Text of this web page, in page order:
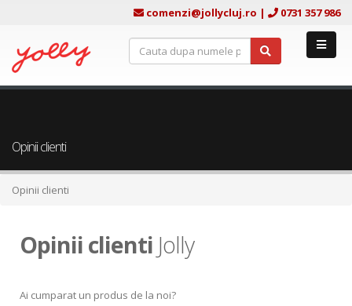
comenzi@jollycluj.ro | 0731 357 986
Opinii clienti
Opinii clienti
Opinii clienti Jolly
Ai cumparat un produs de la noi?